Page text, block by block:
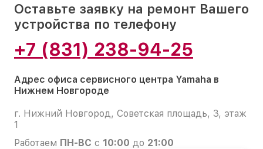
Оставьте заявку на ремонт Вашего
устройства по телефону
+7 (831) 238-94-25
Адрес офиса сервисного центра Yamaha в
Нижнем Новгороде
г. Нижний Новгород, Советская площадь, 3, этаж
1
Работаем ПН-ВС с 10:00 до 21:00